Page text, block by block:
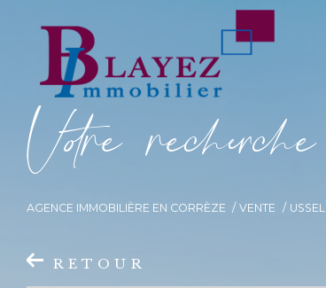
Vore recece
AGENCE IMMOBILIÈRE EN CORRÈZE VENTE USSEL
RETOUR